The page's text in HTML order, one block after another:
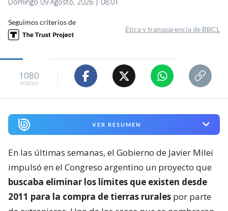
Seguimos criterios de
Ética y transparencia de BBCL
1080
visitas
VER RESUMEN
En las últimas semanas, el Gobierno de Javier Milei
impulsó en el Congreso argentino un proyecto que
buscaba eliminar los límites que existen desde
2011 para la compra de tierras rurales por parte